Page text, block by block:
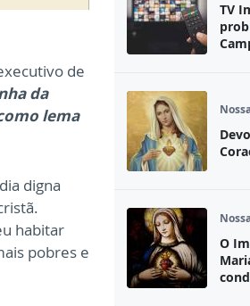
de
da
lema
digna
habitar
pobres e
TV
O